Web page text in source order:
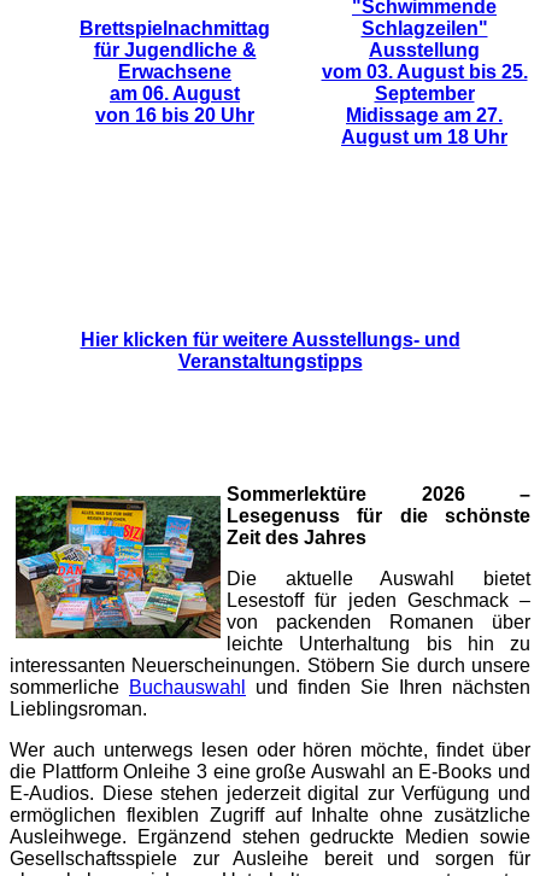
Brettspielnachmittag
für Jugendliche &
Erwachsene
am 06. August
von 16 bis 20 Uhr
"Schwimmende
Schlagzeilen"
Ausstellung
vom 03. August bis 25.
September
Midissage am 27.
August um 18 Uhr
Hier klicken für weitere Ausstellungs- und
Veranstaltungstipps
Sommerlektüre 2026 –
Lesegenuss für die schönste
Zeit des Jahres
Die aktuelle Auswahl bietet
Lesestoff für jeden Geschmack –
von packenden Romanen über
leichte Unterhaltung bis hin zu
interessanten Neuerscheinungen. Stöbern Sie durch unsere
sommerliche Buchauswahl
und finden Sie Ihren nächsten
Lieblingsroman.
Wer auch unterwegs lesen oder hören möchte, findet über
die Plattform Onleihe 3 eine große Auswahl an E-Books und
E-Audios. Diese stehen jederzeit digital zur Verfügung und
ermöglichen flexiblen Zugriff auf Inhalte ohne zusätzliche
Ausleihwege. Ergänzend stehen gedruckte Medien sowie
Gesellschaftsspiele zur Ausleihe bereit und sorgen für